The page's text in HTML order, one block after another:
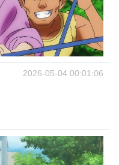
2026-05-04 00:01:06